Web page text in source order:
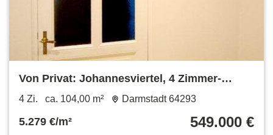
Von Privat: Johannesviertel, 4 Zimmer-
Altbau, 2 Bäder, Balkon
4 Zi. ca. 104,00 m² Darmstadt 64293
5.279 €/m² 549.000 €